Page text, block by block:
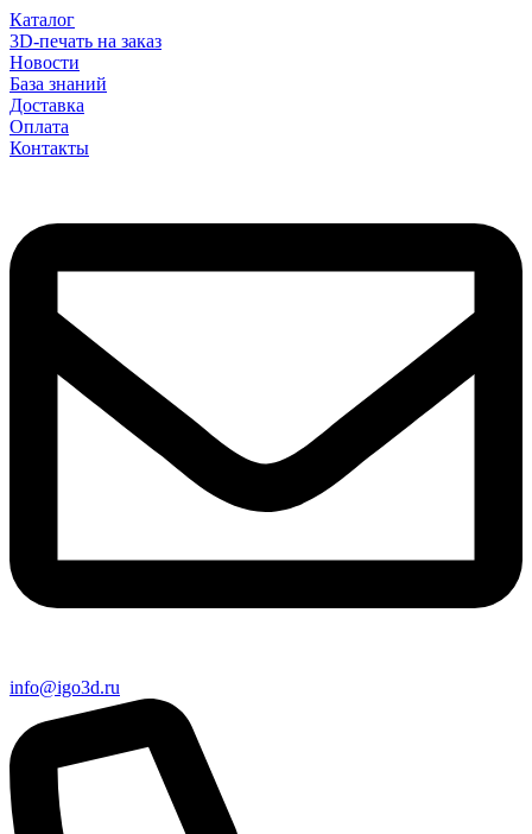
Каталог
3D-печать на заказ
Новости
База знаний
Доставка
Оплата
Контакты
info@igo3d.ru